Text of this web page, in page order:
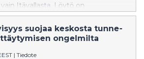
Itävallasta. Löytö on
laji kuuluu alaheimoon, jota ei ole
eikä muuallakaan
suojaa keskosta tunne-
ongelmilta
| Tiedote